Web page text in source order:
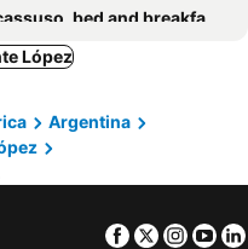
bed and breakfasts
bed and breakfasts
López
Argentina
Facebook
Twitter